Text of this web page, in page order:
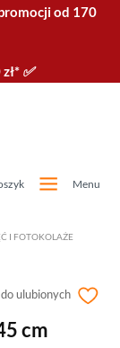
od 170
✅
Menu
I FOTOKOLAŻE
do ulubionych
cm